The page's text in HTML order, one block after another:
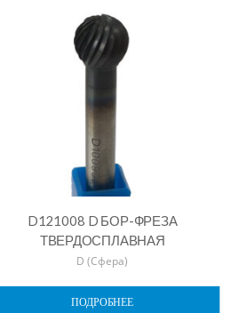
D121008 D БОР-ФРЕЗА
ТВЕРДОСПЛАВНАЯ
D (Сфера)
ПОДРОБНЕЕ